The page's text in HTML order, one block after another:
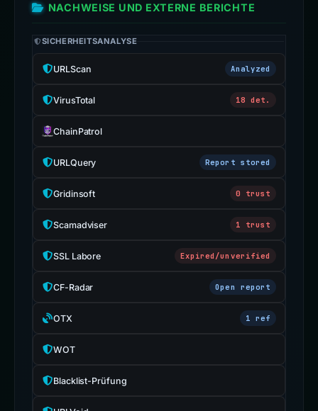
NACHWEISE UND EXTERNE BERICHTE
SICHERHEITSANALYSE
URLScan Analyzed
VirusTotal 18 det.
ChainPatrol
URLQuery Report stored
Gridinsoft 0 trust
Scamadviser 1 trust
SSL Labore Expired/unverified
CF-Radar Open report
OTX 1 ref
WOT
Blacklist-Prüfung